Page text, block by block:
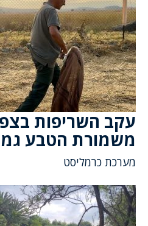
עקב השריפות
משמורת הטבע
מערכת כרמליסט